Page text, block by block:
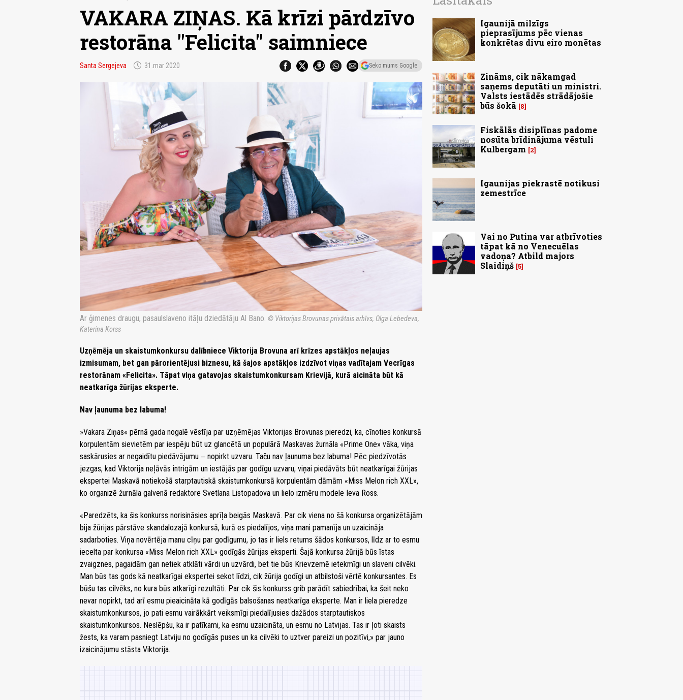
VAKARA ZIŅAS. Kā krīzi pārdzīvo
restorāna "Felicita" saimniece
Santa Sergejeva schedule 31.mar 2020 Seko mums Google
Ar ģimenes draugu, pasaulslaveno itāļu dziedātāju Al Bano. © Viktorijas Brovunas privātais arhīvs, Olga Lebedeva,
Katerina Korss
Uzņēmēja un skaistumkonkursu dalībniece Viktorija Brovuna arī krīzes apstākļos neļaujas
izmisumam, bet gan pārorientējusi biznesu, kā šajos apstākļos izdzīvot viņas vadītajam Vecrīgas
restorānam «Felicita». Tāpat viņa gatavojas skaistumkonkursam Krievijā, kurā aicināta būt kā
neatkarīga žūrijas eksperte.
Nav ļaunuma bez labuma!
»Vakara Ziņas« pērnā gada nogalē vēstīja par uzņēmējas Viktorijas Brovunas pieredzi, ka, cīnoties konkursā
korpulentām sievietēm par iespēju būt uz glancētā un populārā Maskavas žurnāla «Prime One» vāka, viņa
saskārusies ar negaidītu piedāvājumu ‒ nopirkt uzvaru. Taču nav ļaunuma bez labuma! Pēc piedzīvotās
jezgas, kad Viktorija neļāvās intrigām un iestājās par godīgu uzvaru, viņai piedāvāts būt neatkarīgai žūrijas
ekspertei Maskavā notiekošā starptautiskā skaistumkonkursā korpulentām dāmām «Miss Melon rich XXL»,
ko organizē žurnāla galvenā redaktore Svetlana Listopadova un lielo izmēru modele Ieva Ross.
«Paredzēts, ka šis konkurss norisināsies aprīļa beigās Maskavā. Par cik viena no šā konkursa organizētājām
bija žūrijas pārstāve skandalozajā konkursā, kurā es piedalījos, viņa mani pamanīja un uzaicināja
sadarboties. Viņa novērtēja manu cīņu par godīgumu, jo tas ir liels retums šādos konkursos, līdz ar to esmu
iecelta par konkursa «Miss Melon rich XXL» godīgās žūrijas eksperti. Šajā konkursa žūrijā būs īstas
zvaigznes, pagaidām gan netiek atklāti vārdi un uzvārdi, bet tie būs Krievzemē ietekmīgi un slaveni cilvēki.
Man būs tas gods kā neatkarīgai ekspertei sekot līdzi, cik žūrija godīgi un atbilstoši vērtē konkursantes. Es
būšu tas cilvēks, no kura būs atkarīgi rezultāti. Par cik šis konkurss grib parādīt sabiedrībai, ka šeit neko
nevar nopirkt, tad arī esmu pieaicināta kā godīgās balsošanas neatkarīga eksperte. Man ir liela pieredze
skaistumkonkursos, jo pati esmu vairākkārt veiksmīgi piedalījusies dažādos starptautiskos
skaistumkonkursos. Neslēpšu, ka ir patīkami, ka esmu uzaicināta, un esmu no Latvijas. Tas ir ļoti skaists
žests, ka varam pasniegt Latviju no godīgās puses un ka cilvēki to uztver pareizi un pozitīvi,» par jauno
izaicinājumu stāsta Viktorija.
Igaunijā milzīgs
pieprasījums pēc vienas
konkrētas divu eiro monētas
Zināms, cik nākamgad
saņems deputāti un ministri.
Valsts iestādēs strādājošie
būs šokā
8
Fiskālās disiplīnas padome
nosūta brīdinājuma vēstuli
Kulbergam
2
Igaunijas piekrastē notikusi
zemestrīce
Vai no Putina var atbrīvoties
tāpat kā no Venecuēlas
vadoņa? Atbild majors
Slaidiņš 5